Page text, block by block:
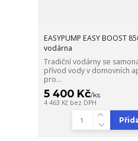
EASYPUMP EASY BOOST
vodárna
Tradiční vodárny se
přívod vody v domovních
pro...
5 400 Kč/ks
4 463 Kč bez DPH